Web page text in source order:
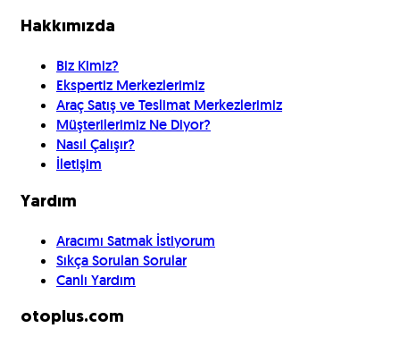
Hakkımızda
Biz Kimiz?
Ekspertiz Merkezlerimiz
Araç Satış ve Teslimat Merkezlerimiz
Müşterilerimiz Ne Diyor?
Nasıl Çalışır?
İletişim
Yardım
Aracımı Satmak İstiyorum
Sıkça Sorulan Sorular
Canlı Yardım
otoplus.com